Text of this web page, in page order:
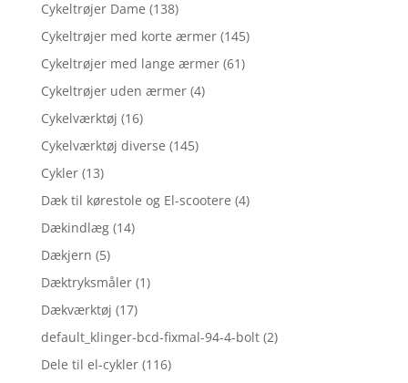
Cykeltrøjer Dame (138)
Cykeltrøjer med korte ærmer (145)
Cykeltrøjer med lange ærmer (61)
Cykeltrøjer uden ærmer (4)
Cykelværktøj (16)
Cykelværktøj diverse (145)
Cykler (13)
Dæk til kørestole og El-scootere (4)
Dækindlæg (14)
Dækjern (5)
Dæktryksmåler (1)
Dækværktøj (17)
default_klinger-bcd-fixmal-94-4-bolt (2)
Dele til el-cykler (116)